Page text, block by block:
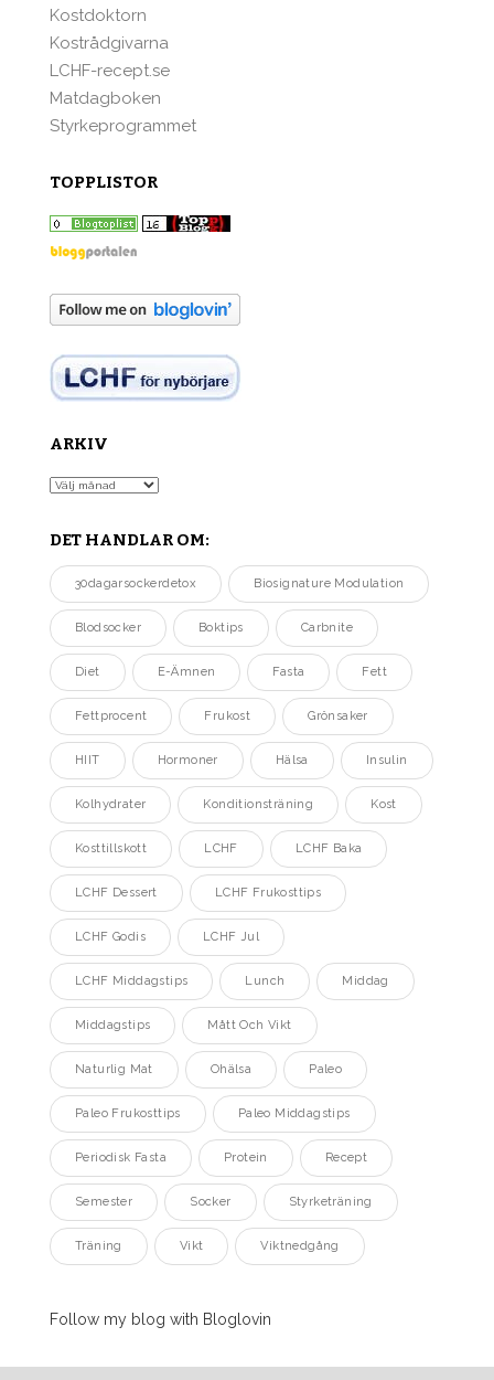
Kostdoktorn
Kostrådgivarna
LCHF-recept.se
Matdagboken
Styrkeprogrammet
TOPPLISTOR
ARKIV
Arkiv
DET HANDLAR OM:
30dagarsockerdetox Biosignature Modulation
Blodsocker Boktips Carbnite
Diet E-Ämnen Fasta Fett
Fettprocent Frukost Grönsaker
HIIT Hormoner Hälsa Insulin
Kolhydrater Konditionsträning Kost
Kosttillskott LCHF LCHF Baka
LCHF Dessert LCHF Frukosttips
LCHF Godis LCHF Jul
LCHF Middagstips Lunch Middag
Middagstips Mått Och Vikt
Naturlig Mat Ohälsa Paleo
Paleo Frukosttips Paleo Middagstips
Periodisk Fasta Protein Recept
Semester Socker Styrketräning
Träning Vikt Viktnedgång
Follow my blog with Bloglovin